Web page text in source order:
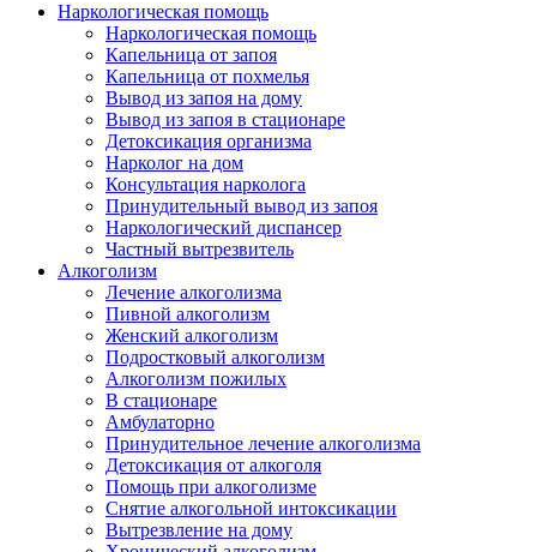
Наркологическая помощь
Наркологическая помощь
Капельница от запоя
Капельница от похмелья
Вывод из запоя на дому
Вывод из запоя в стационаре
Детоксикация организма
Нарколог на дом
Консультация нарколога
Принудительный вывод из запоя
Наркологический диспансер
Частный вытрезвитель
Алкоголизм
Лечение алкоголизма
Пивной алкоголизм
Женский алкоголизм
Подростковый алкоголизм
Алкоголизм пожилых
В стационаре
Амбулаторно
Принудительное лечение алкоголизма
Детоксикация от алкоголя
Помощь при алкоголизме
Снятие алкогольной интоксикации
Вытрезвление на дому